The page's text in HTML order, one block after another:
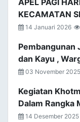
APEL PAGI
KECAMATAN
14 Januari 2026
Pembangunan
dan Kayu ,
03 November 2025
Kegiatan
Dalam Rangka
14 Desember 2025